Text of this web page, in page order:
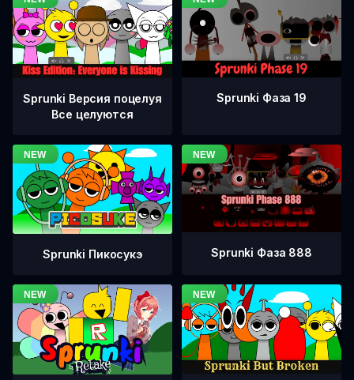
Sprunki Версия поцелуя
Все целуются
Sprunki Фаза 19
Sprunki Пикосукэ Sprunki Фаза 888